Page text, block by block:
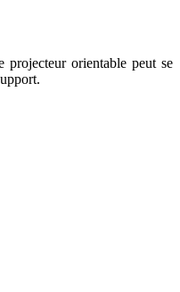
projecteur orientable peut se